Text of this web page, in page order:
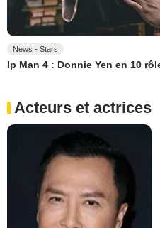
News - Stars
Ip Man 4 : Donnie Yen en 10
Acteurs et actrices